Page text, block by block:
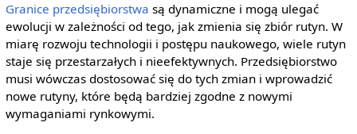
Granice przedsiębiorstwa są dynamiczne i mogą ulegać
ewolucji w zależności od tego, jak zmienia się zbiór rutyn. W
miarę rozwoju technologii i postępu naukowego, wiele rutyn
staje się przestarzałych i nieefektywnych. Przedsiębiorstwo
musi wówczas dostosować się do tych zmian i wprowadzić
nowe rutyny, które będą bardziej zgodne z nowymi
wymaganiami rynkowymi.